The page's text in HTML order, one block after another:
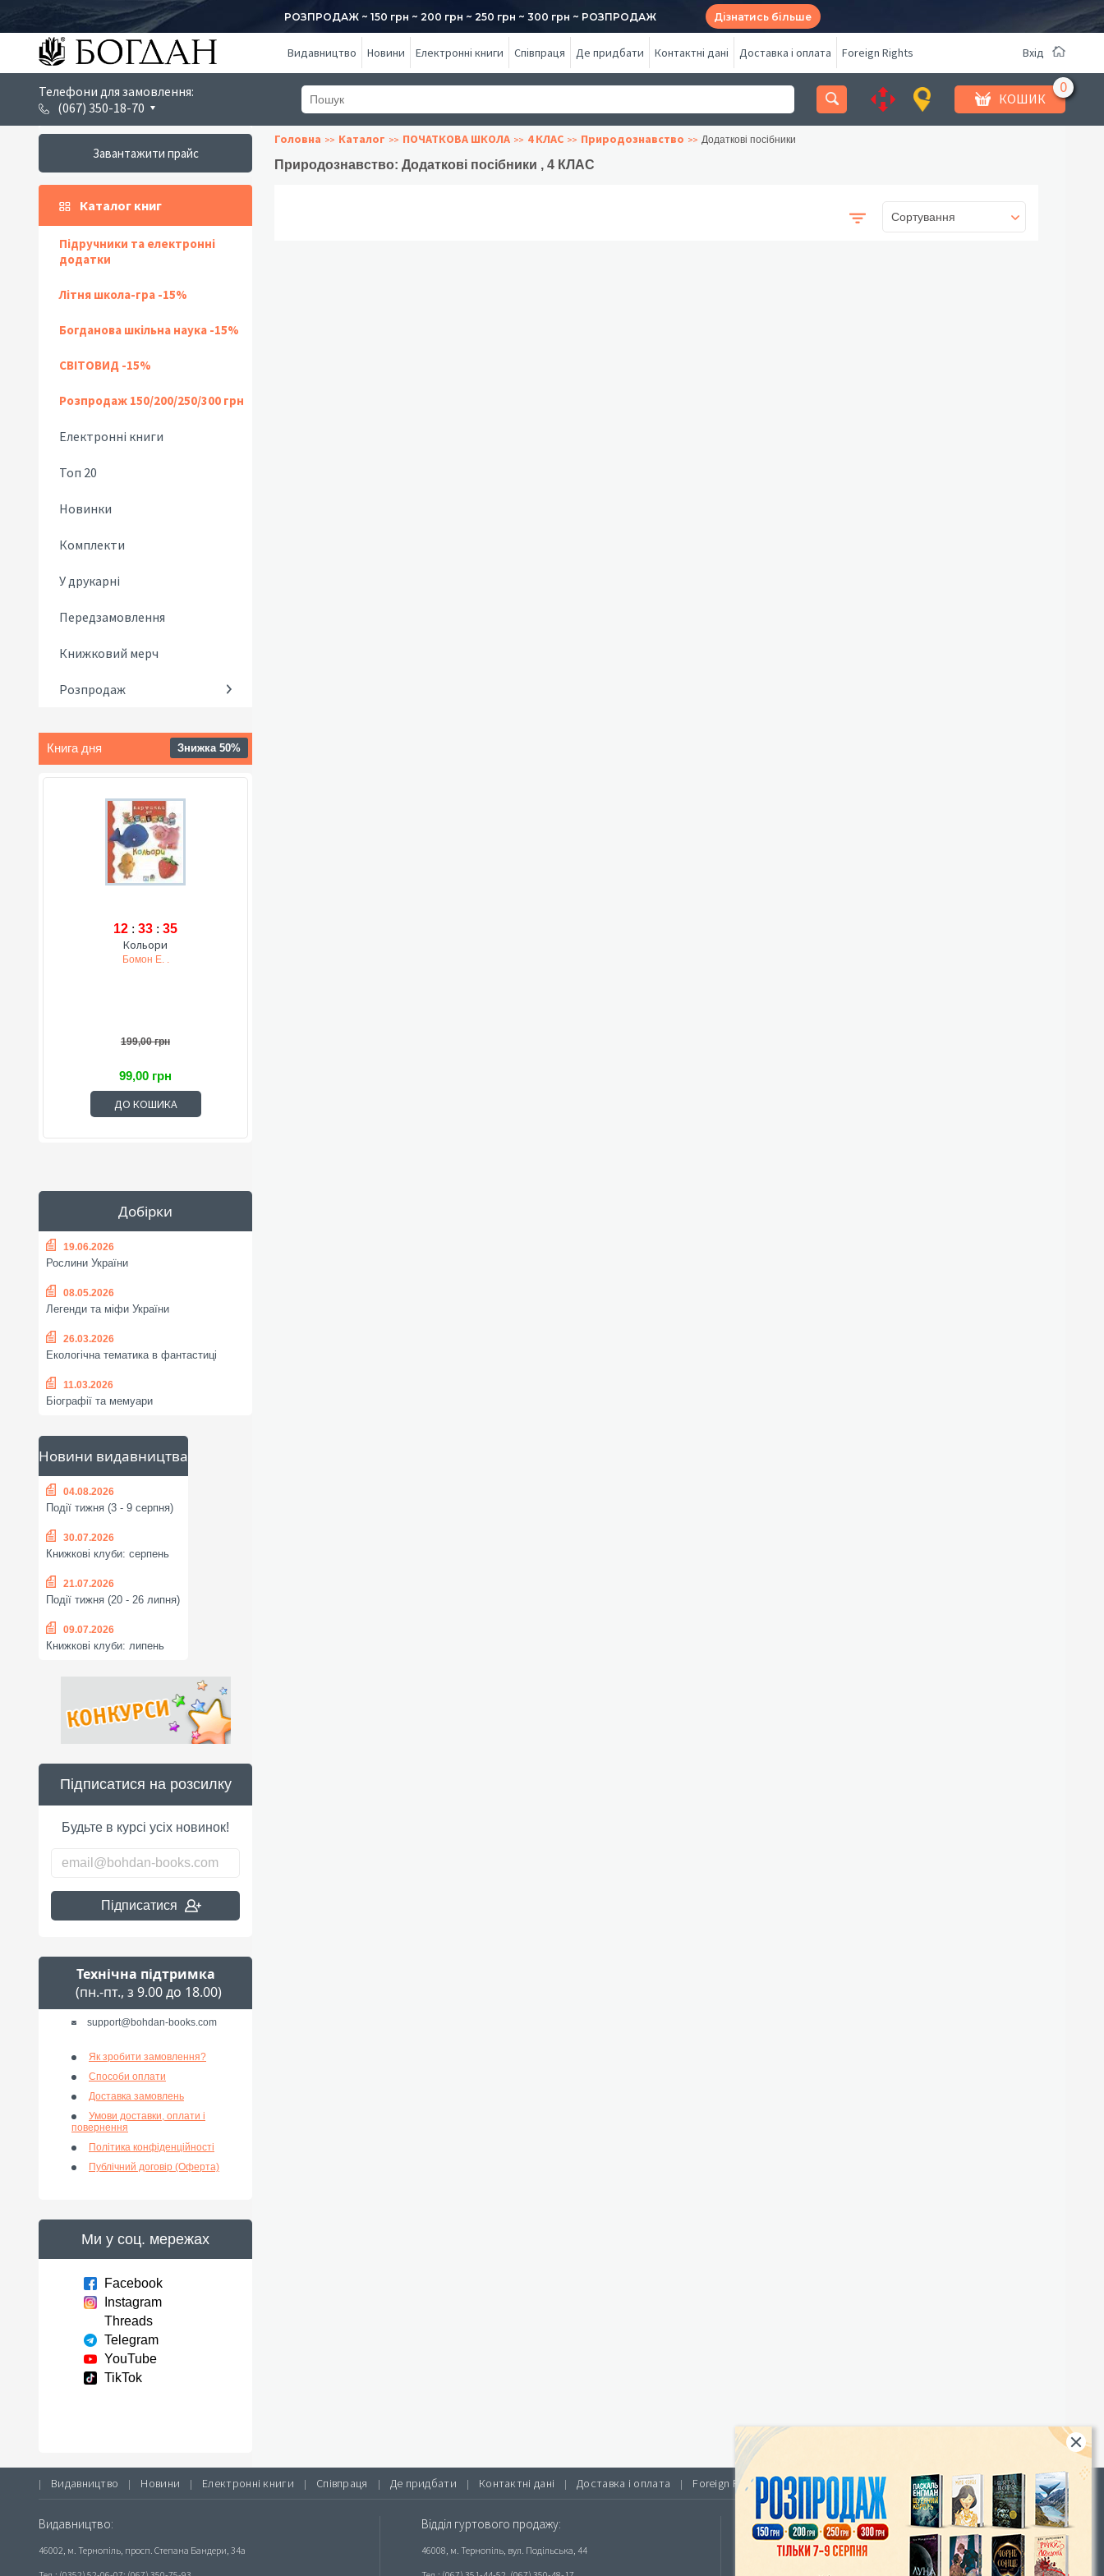
РОЗПРОДАЖ ~ 150 грн ~ 200 грн ~ 250 грн ~ 300 грн ~ РОЗПРОДАЖ Дізнатись більше
Видавництво Новини Електронні книги Співпраця Де придбати Контактні дані Доставка і оплата Foreign Rights Вхід
Телефони для замовлення:
(067) 350-18-70
КОШИК
Завантажити прайс
Каталог книг
Підручники та електронні
додатки
Літня школа-гра -15%
Богданова шкільна наука -15%
СВІТОВИД -15%
Розпродаж 150/200/250/300 грн
Електронні книги
Топ 20
Новинки
Комплекти
У друкарні
Передзамовлення
Книжковий мерч
Розпродаж
Книга дня Знижка 50%
12 : 33 : 34
Кольори
Бомон Е. .
199,00 грн
99,00 грн
ДО КОШИКА
Добірки
19.06.2026
Рослини України
08.05.2026
Легенди та міфи України
26.03.2026
Екологічна тематика в фантастиці
11.03.2026
Біографії та мемуари
Новини видавництва
04.08.2026
Події тижня (3 - 9 серпня)
30.07.2026
Книжкові клуби: серпень
21.07.2026
Події тижня (20 - 26 липня)
09.07.2026
Книжкові клуби: липень
Підписатися на розсилку
Будьте в курсі усіх новинок!
Підписатися
Технічна підтримка
(пн.-пт., з 9.00 до 18.00)
support@bohdan-books.com
Як зробити замовлення?
Способи оплати
Доставка замовлень
Умови доставки, оплати і
повернення
Політика конфіденційності
Публічний договір (Оферта)
Ми у соц. мережах
Facebook
Instagram
Threads
Telegram
YouTube
TikTok
Головна Каталог ПОЧАТКОВА ШКОЛА 4 КЛАС Природознавство Додаткові посібники
Природознавство: Додаткові посібники , 4 КЛАС
Сортування
| Видавництво | Новини | Електронні книги | Співпраця | Де придбати | Контактні дані | Доставка і оплата | Foreign Rights |
Видавництво:
46002, м. Тернопіль, просп. Степана Бандери, 34а
Відділ гуртового продажу:
46008, м. Тернопіль, вул. Подільська, 44
Інтернет-магазин «Видавництво Богдан»:
46018, м. Тернопіль, А/С 529